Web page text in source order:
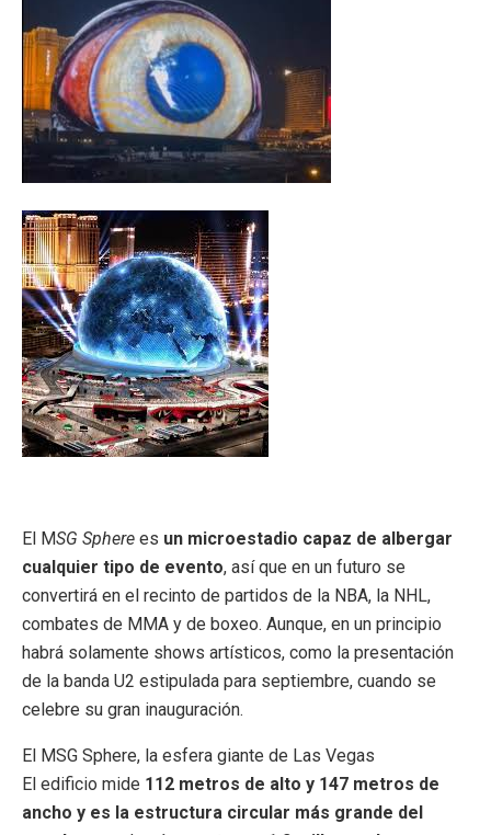
El MSG Sphere es un microestadio capaz de albergar
cualquier tipo de evento, así que en un futuro se
convertirá en el recinto de partidos de la NBA, la NHL,
combates de MMA y de boxeo. Aunque, en un principio
habrá solamente shows artísticos, como la presentación
de la banda U2 estipulada para septiembre, cuando se
celebre su gran inauguración.
El MSG Sphere, la esfera giante de Las Vegas
El edificio mide 112 metros de alto y 147 metros de
ancho y es la estructura circular más grande del